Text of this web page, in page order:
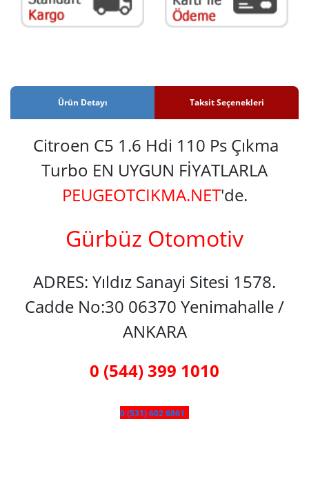
Ürün Detayı Taksit Seçenekleri
Citroen C5 1.6 Hdi 110 Ps Çıkma
Turbo EN UYGUN FİYATLARLA
PEUGEOTCIKMA.NET'de.
Gürbüz Otomotiv
ADRES: Yıldız Sanayi Sitesi 1578.
Cadde No:30 06370 Yenimahalle /
ANKARA
0 (544) 399 1010
0 (531) 602 6861